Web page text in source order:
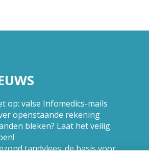
op: valse Infomedics-mails
openstaande rekening
bleken? Laat het veilig
tandvlees: de basis voor